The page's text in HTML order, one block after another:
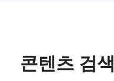
콘텐츠 검색